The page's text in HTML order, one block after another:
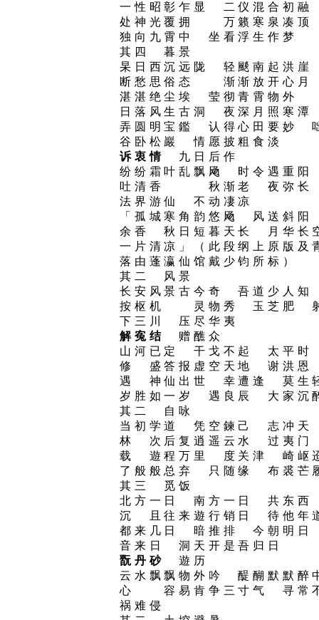
一性昭彰乍显 二仪混合初
处神光覆拥 万籁寒泉凑顶
独向九霄中 坐看浮生作梦
其四 暮景
杲日西沉远陇 轻颷南起洪
断愁思俗态 渐渐放开心
湛湛绝尘埃 莹彻青霄物外
日落风生古洞 夜深月照寒
弄圆明宝鑑 认得心田要妙
谷卧松巖 情愿披粗食淡
诉衷情
九日后作
纷纷霜叶乱飘飏 时令遇重
吐清香 秋渐老 夜弥长
法界游仙 不动凄凉
「孤城寒角韵悠飏 风送斜
余香 秋日短暮天长 月华
一片清凉」（此段纲上原版及
落由蓬瀛仙馆戴少钧所标）
其二 风景
长安风景古今奇 吾道少人
按枢机 灵物秀 玉芝肥
下三川 压尽华夷
解寃结
赠醮众
山河已定 干戈不起 太平
修 盛答报虚空天地 谢洪
遇 神仙出世 幸遭逢 莫生
岁胜如一岁 遇良辰 大家沉
其二 自咏
当初学道 凭空鍊己 志冲
林 次后复逍遥云水 过夷
载 遊程万里 度关津 崎岖
了般般总弃 只随缘 布裘芒
其三 觅饭
北方一日 南方一日 共东
沉 且往来遊行销日 待他
都来几日 暗推排 今朝明
音来日 洞天开是吾归日
翫丹砂
遊历
云水飘飘物外吟 醍醐默默
心 容易肯争三寸气 寻常
祸难侵